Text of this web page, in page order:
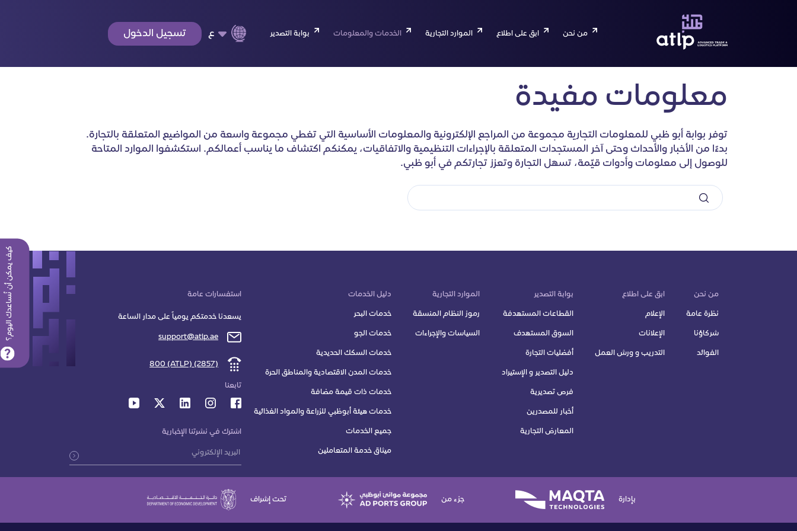
كيف يمكن أن نُساعدك اليوم؟
من نحن ابق على اطلاع الموارد التجارية الخدمات والمعلومات بوابة التصدير ع تسجيل الدخول
معلومات مفيدة
توفر بوابة أبو ظبي للمعلومات التجارية مجموعة من المراجع الإلكترونية والمعلومات الأساسية التي تغطي مجموعة واسعة من المواضيع المتعلقة بالتجارة.
بدءًا من الأخبار والأحداث وحتى آخر المستجدات المتعلقة بالإجراءات التنظيمية والاتفاقيات، يمكنكم اكتشاف ما يناسب أعمالكم. استكشفوا الموارد المتاحة
للوصول إلى معلومات وأدوات قيّمة، تسهل التجارة وتعزز تجارتكم في أبو ظبي.
من نحن
نظرة عامة
شركاؤنا
الفوائد
ابق على اطلاع
الإعلام
الإعلانات
التدريب و ورش العمل
بوابة التصدير
القطاعات المستهدفة
السوق المستهدف
أفضليات التجارة
دليل التصدير و الإستيراد
فرص تصديرية
أخبار للمصدرين
المعارض التجارية
الموارد التجارية
رموز النظام المنسقة
السياسات والإجراءات
دليل الخدمات
خدمات البحر
خدمات الجو
خدمات السكك الحديدية
خدمات المدن الاقتصادية والمناطق الحرة
خدمات ذات قيمة مضافة
خدمات هيئة أبوظبي للزراعة والمواد الغذائية
جميع الخدمات
ميثاق خدمة المتعاملين
استفسارات عامة
يسعدنا خدمتكم يومياً على مدار الساعة
support@atlp.ae
800 (ATLP) (2857)
تابعنا
اشترك في نشرتنا الإخبارية
بإدارة جزء من تحت إشراف